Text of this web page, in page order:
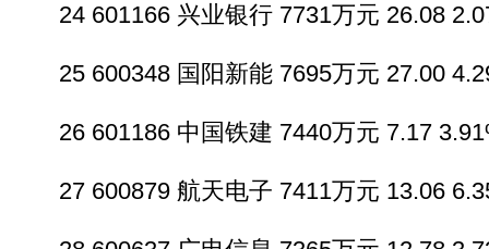
24 601166 兴业银行 7731万元 26.08
25 600348 国阳新能 7695万元 27.00
26 601186 中国铁建 7440万元 7.17
27 600879 航天电子 7411万元 13.06